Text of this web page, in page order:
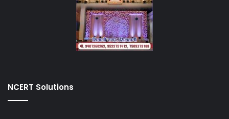
NCERT Solutions